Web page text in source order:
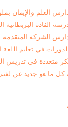
في تعليم اللغة
في تدريس
ما هو جديد عن لغتي